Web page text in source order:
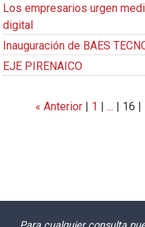
Los empresarios urgen
digital
Inauguración de BAES
EJE PIRENAICO
« Anterior | 1 | ... | 16 |